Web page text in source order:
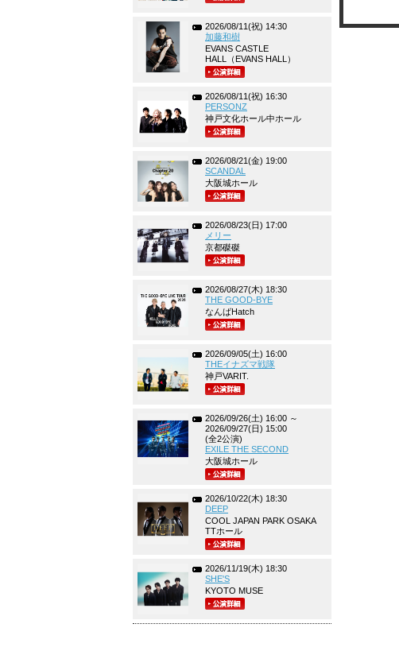
2026/08/11(祝) 14:30
加藤和樹
EVANS CASTLE
HALL（EVANS HALL）
2026/08/11(祝) 16:30
PERSONZ
神戸文化ホール中ホール
2026/08/21(金) 19:00
SCANDAL
大阪城ホール
2026/08/23(日) 17:00
メリー
京都磔磔
2026/08/27(木) 18:30
THE GOOD-BYE
なんばHatch
2026/09/05(土) 16:00
THEイナズマ戦隊
神戸VARIT.
2026/09/26(土) 16:00 ～
2026/09/27(日) 15:00
(全2公演)
EXILE THE SECOND
大阪城ホール
2026/10/22(木) 18:30
DEEP
COOL JAPAN PARK OSAKA
TTホール
2026/11/19(木) 18:30
SHE'S
KYOTO MUSE